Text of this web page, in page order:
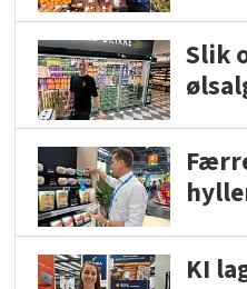
Slik
KI